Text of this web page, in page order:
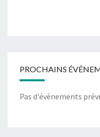
PROCHAINS
Pas d'évènements